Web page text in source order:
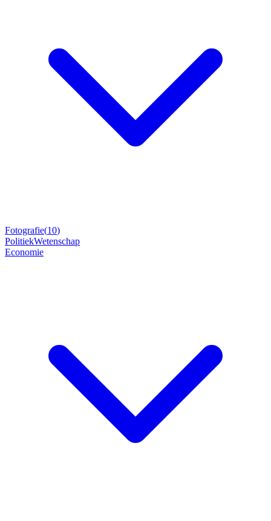
Fotografie(10)
PolitiekWetenschap
Economie